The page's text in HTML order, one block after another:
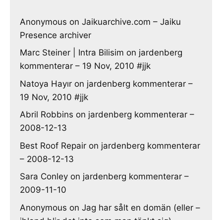
Anonymous on Jaikuarchive.com – Jaiku
Presence archiver
Marc Steiner | Intra Bilisim on jardenberg
kommenterar – 19 Nov, 2010 #jjk
Natoya Hayır on jardenberg kommenterar –
19 Nov, 2010 #jjk
Abril Robbins on jardenberg kommenterar –
2008-12-13
Best Roof Repair on jardenberg kommenterar
– 2008-12-13
Sara Conley on jardenberg kommenterar –
2009-11-10
Anonymous on Jag har sålt en domän (eller –